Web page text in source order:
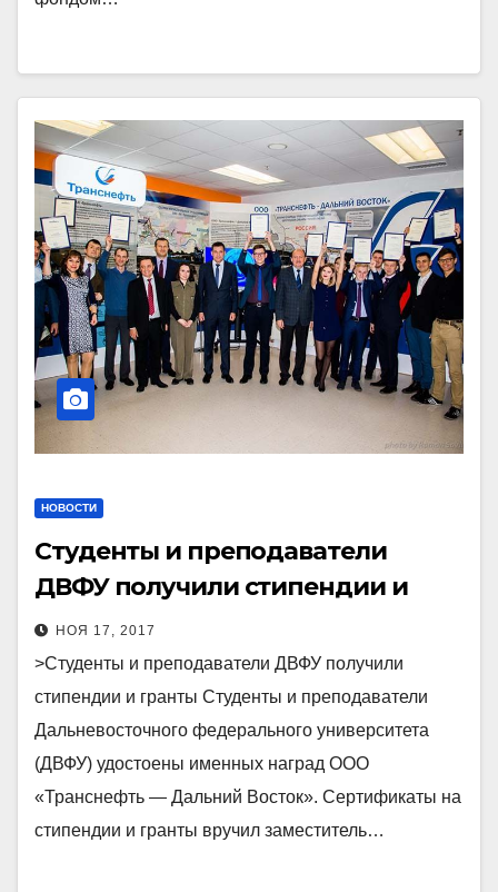
НОВОСТИ
Студенты и преподаватели
ДВФУ получили стипендии и
гранты
НОЯ 17, 2017
>Студенты и преподаватели ДВФУ получили
стипендии и гранты Студенты и преподаватели
Дальневосточного федерального университета
(ДВФУ) удостоены именных наград ООО
«Транснефть — Дальний Восток». Сертификаты на
стипендии и гранты вручил заместитель…